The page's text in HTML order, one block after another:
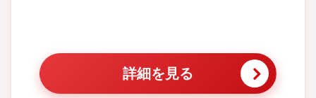
詳細を見る